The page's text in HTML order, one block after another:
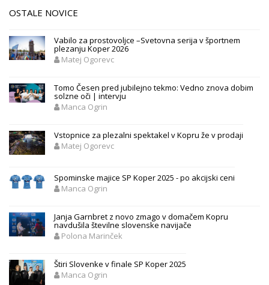
OSTALE NOVICE
Vabilo za prostovoljce –Svetovna serija v športnem
plezanju Koper 2026
Matej Ogorevc
Tomo Česen pred jubilejno tekmo: Vedno znova dobim
solzne oči | intervju
Manca Ogrin
Vstopnice za plezalni spektakel v Kopru že v prodaji
Matej Ogorevc
Spominske majice SP Koper 2025 - po akcijski ceni
Manca Ogrin
Janja Garnbret z novo zmago v domačem Kopru
navdušila številne slovenske navijače
Polona Marinček
Štiri Slovenke v finale SP Koper 2025
Manca Ogrin